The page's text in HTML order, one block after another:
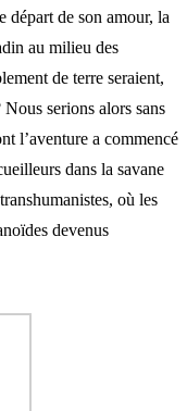
départ de son amour, la
au milieu des
de terre seraient,
serions alors sans
l’aventure a commencé
dans la savane
où les
devenus